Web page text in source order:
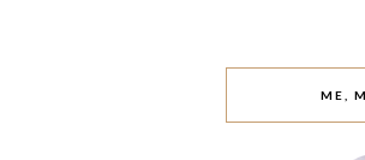
ME,